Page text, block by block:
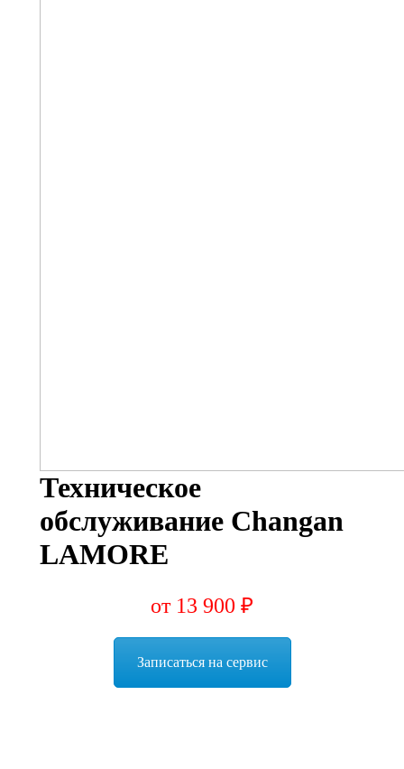
Техническое
обслуживание Changan
LAMORE
от 13 900 ₽
Записаться на сервис